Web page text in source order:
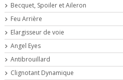
Becquet, Spoiler et Aileron
Feu Arrière
Elargisseur de voie
Angel Eyes
Antibrouillard
Clignotant Dynamique